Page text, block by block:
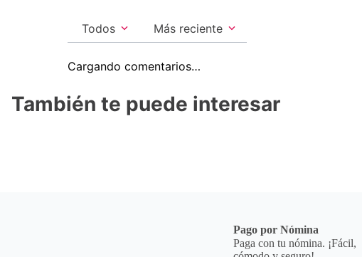
Más reciente
Todos
Cargando comentarios…
También te puede interesar
Pago por Nómina
Paga con tu nómina. ¡Fácil,